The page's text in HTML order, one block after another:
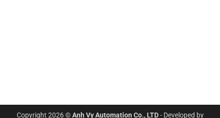
Copyright 2026 ©Anh Vy Automation Co., LTD- Developed by